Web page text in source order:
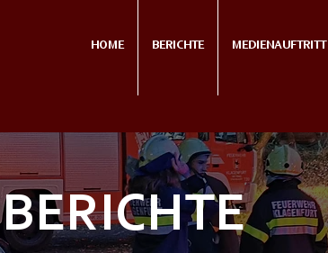
BERICHTE
HOME BERICHTE MEDIENAUFTRITT